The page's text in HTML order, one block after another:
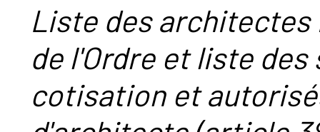
Liste des
de l'Ordre et liste
cotisation et